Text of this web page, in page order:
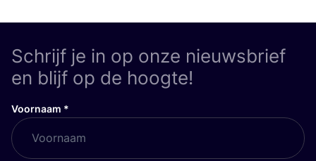
Schrijf je in op onze nieuwsbrief
en blijf op de hoogte!
Voornaam *